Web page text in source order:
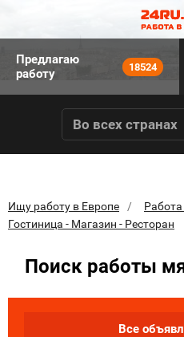
Предлагаю
работу
18524
Во всех странах
Ищу работу в Европе
Гостиница - Магазин - Ресторан
Поиск работы
Все